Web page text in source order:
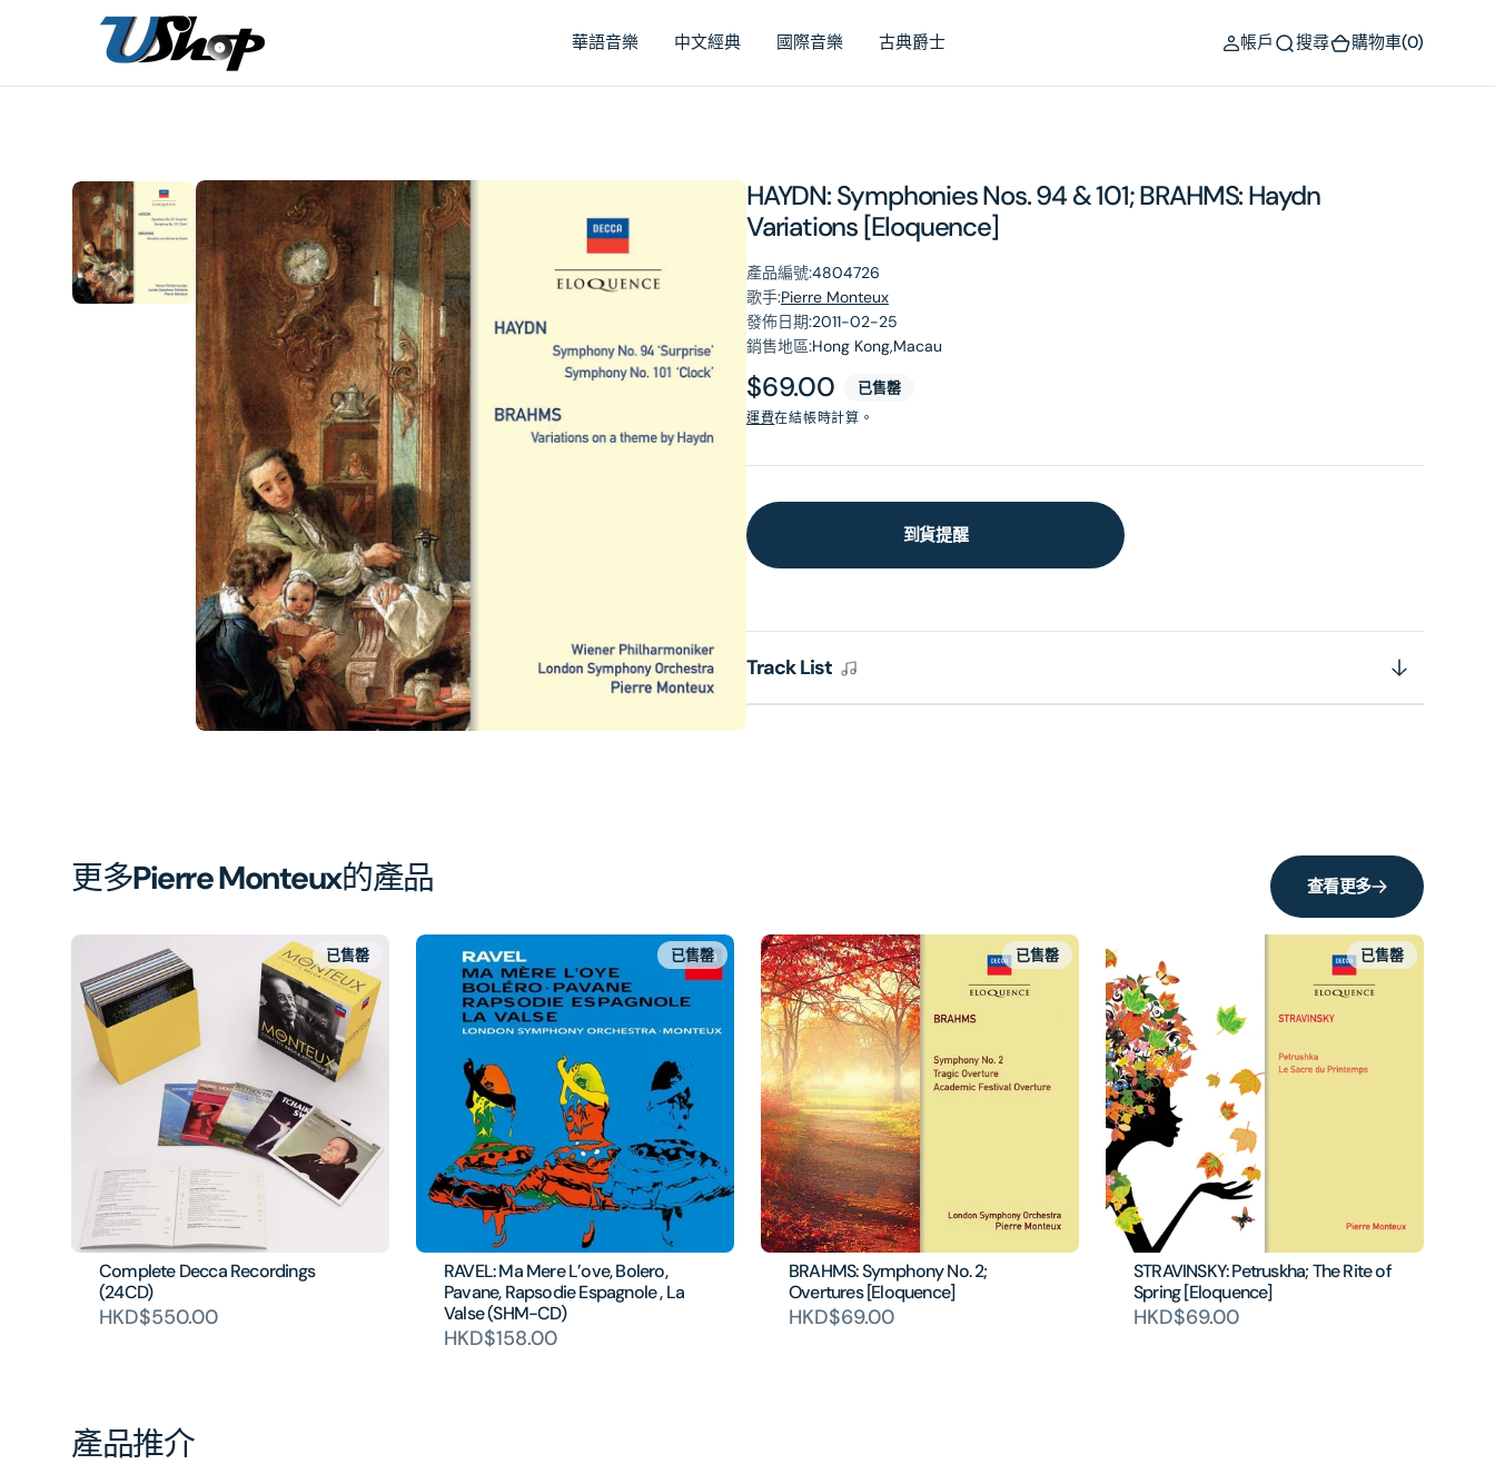
華語音樂 中文經典 國際音樂 古典爵士 帳戶 搜尋 購物車(0)
HAYDN: Symphonies Nos. 94 & 101; BRAHMS: Haydn
Variations [Eloquence]
產品編號:4804726
歌手:Pierre Monteux
發佈日期:2011-02-25
銷售地區:Hong Kong,Macau
原
價
$69.00 已售罄
運費在結帳時計算。
到貨提醒
Track List
開
啟
第
1
張
圖
更多Pierre Monteux的產品 查看更多
Complete Decca Recordings
(24CD)
HKD$550.00
已售罄
RAVEL: Ma Mere L’ove, Bolero,
Pavane, Rapsodie Espagnole , La
Valse (SHM-CD)
HKD$158.00
已售罄
BRAHMS: Symphony No. 2;
Overtures [Eloquence]
HKD$69.00
已售罄
STRAVINSKY: Petruskha; The Rite of
Spring [Eloquence]
HKD$69.00
已售罄
產品推介